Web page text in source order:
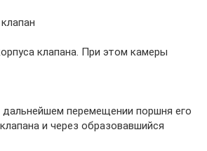
клапана. При этом камеры
перемещении поршня его
и через образовавшийся